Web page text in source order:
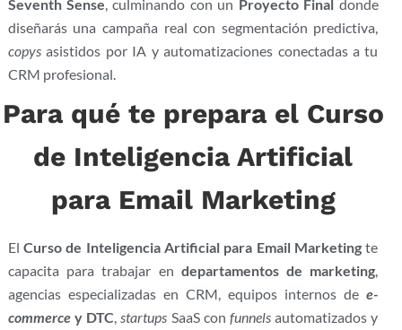
Seventh Sense, culminando con un Proyecto Final donde
diseñarás una campaña real con segmentación predictiva,
copysasistidos por IA y automatizaciones conectadas a tu
CRM profesional.
Para qué te prepara el Curso
de Inteligencia Artificial
para Email Marketing
El Curso de Inteligencia Artificial para Email Marketing te
capacita para trabajar en departamentos de marketing
agencias especializadas en CRM, equipos internos dee-
commercey DTC startups SaaS con funnels automatizados y